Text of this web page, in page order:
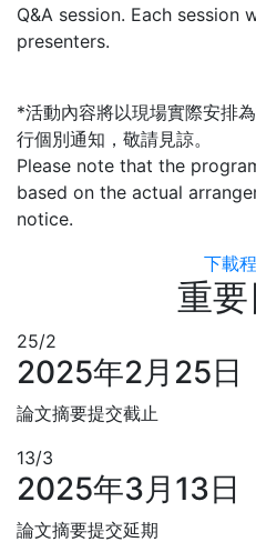
Q&A session. Each session
presenters.
*活動內容將以現場實際安排
行個別通知，敬請見諒。
Please note that the
based on the actual
notice.
下載
重
25/2
2025年2月25日
論文摘要提交截止
13/3
2025年3月13日
論文摘要提交延期